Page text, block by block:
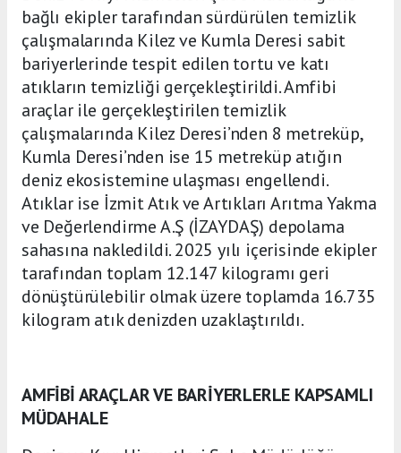
bağlı ekipler tarafından sürdürülen temizlik
çalışmalarında Kilez ve Kumla Deresi sabit
bariyerlerinde tespit edilen tortu ve katı
atıkların temizliği gerçekleştirildi. Amfibi
araçlar ile gerçekleştirilen temizlik
çalışmalarında Kilez Deresi’nden 8 metreküp,
Kumla Deresi’nden ise 15 metreküp atığın
deniz ekosistemine ulaşması engellendi.
Atıklar ise İzmit Atık ve Artıkları Arıtma Yakma
ve Değerlendirme A.Ş (İZAYDAŞ) depolama
sahasına nakledildi. 2025 yılı içerisinde ekipler
tarafından toplam 12.147 kilogramı geri
dönüştürülebilir olmak üzere toplamda 16.735
kilogram atık denizden uzaklaştırıldı.
AMFİBİ ARAÇLAR VE BARİYERLERLE KAPSAMLI
MÜDAHALE